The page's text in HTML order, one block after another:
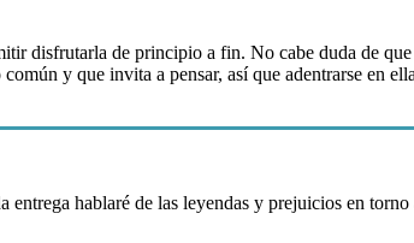
disfrutarla de principio a fin. No cabe duda de
y que invita a pensar, así que adentrarse en
hablaré de las leyendas y prejuicios en